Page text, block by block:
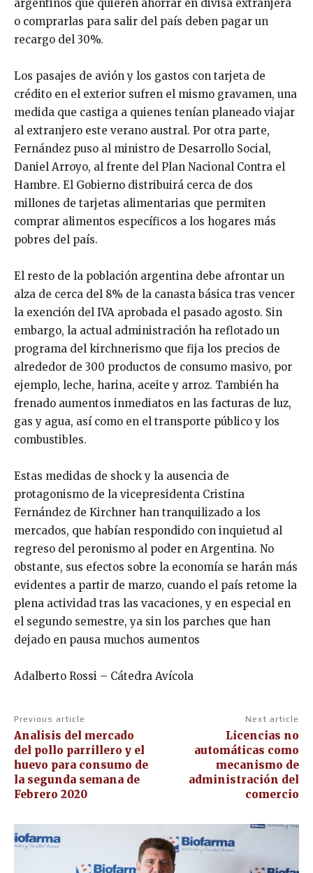
argentinos que quieren ahorrar en divisa extranjera
o comprarlas para salir del país deben pagar un
recargo del 30%.
Los pasajes de avión y los gastos con tarjeta de
crédito en el exterior sufren el mismo gravamen, una
medida que castiga a quienes tenían planeado viajar
al extranjero este verano austral. Por otra parte,
Fernández puso al ministro de Desarrollo Social,
Daniel Arroyo, al frente del Plan Nacional Contra el
Hambre. El Gobierno distribuirá cerca de dos
millones de tarjetas alimentarias que permiten
comprar alimentos específicos a los hogares más
pobres del país.
El resto de la población argentina debe afrontar un
alza de cerca del 8% de la canasta básica tras vencer
la exención del IVA aprobada el pasado agosto. Sin
embargo, la actual administración ha reflotado un
programa del kirchnerismo que fija los precios de
alrededor de 300 productos de consumo masivo, por
ejemplo, leche, harina, aceite y arroz. También ha
frenado aumentos inmediatos en las facturas de luz,
gas y agua, así como en el transporte público y los
combustibles.
Estas medidas de shock y la ausencia de
protagonismo de la vicepresidenta Cristina
Fernández de Kirchner han tranquilizado a los
mercados, que habían respondido con inquietud al
regreso del peronismo al poder en Argentina. No
obstante, sus efectos sobre la economía se harán más
evidentes a partir de marzo, cuando el país retome la
plena actividad tras las vacaciones, y en especial en
el segundo semestre, ya sin los parches que han
dejado en pausa muchos aumentos
Adalberto Rossi – Cátedra Avícola
Previous article
Analisis del mercado
del pollo parrillero y el
huevo para consumo de
la segunda semana de
Febrero 2020
Next article
Licencias no
automáticas como
mecanismo de
administración del
comercio